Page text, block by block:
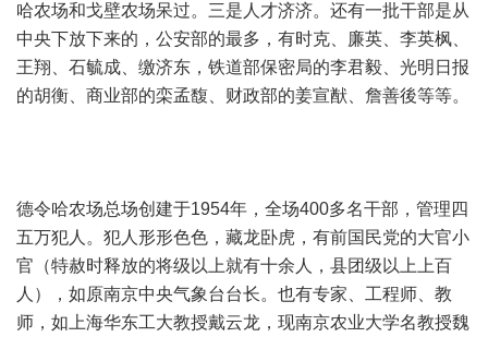
哈农场和戈壁农场呆过。三是人才济济。还有一批干部是从
中央下放下来的，公安部的最多，有时克、廉英、李英枫、
王翔、石毓成、缴济东，铁道部保密局的李君毅、光明日报
的胡衡、商业部的栾孟馥、财政部的姜宣猷、詹善後等等。
德令哈农场总场创建于1954年，全场400多名干部，管理四
五万犯人。犯人形形色色，藏龙卧虎，有前国民党的大官小
官（特赦时释放的将级以上就有十余人，县团级以上上百
人），如原南京中央气象台台长。也有专家、工程师、教
师，如上海华东工大教授戴云龙，现南京农业大学名教授魏